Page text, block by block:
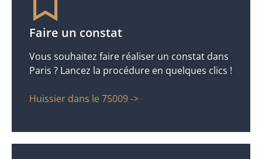
Faire un constat
Vous souhaitez faire réaliser un constat dans
Paris ? Lancez la procédure en quelques clics !
Huissier dans le 75009 ->